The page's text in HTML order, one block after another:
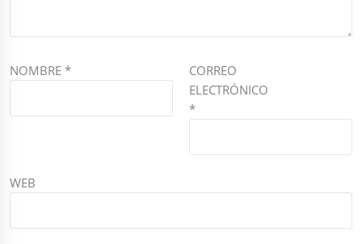
NOMBRE*
CORREO
ELECTRÓNICO
*
WEB